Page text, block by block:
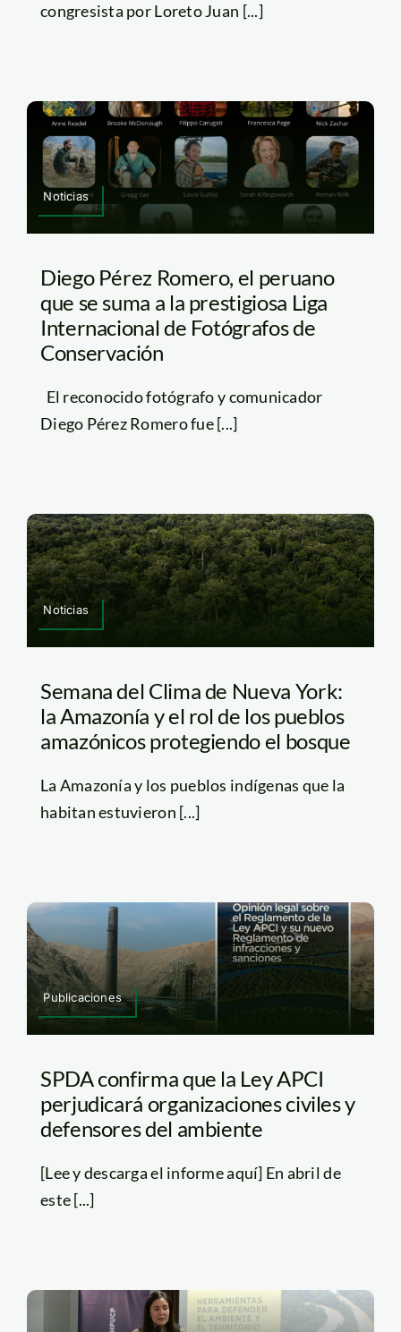
congresista por Loreto Juan [...]
Noticias
Diego Pérez Romero, el peruano
que se suma a la prestigiosa Liga
Internacional de Fotógrafos de
Conservación
El reconocido fotógrafo y comunicador
Diego Pérez Romero fue [...]
Noticias
Semana del Clima de Nueva York:
la Amazonía y el rol de los pueblos
amazónicos protegiendo el bosque
La Amazonía y los pueblos indígenas que la
habitan estuvieron [...]
Publicaciones
SPDA confirma que la Ley APCI
perjudicará organizaciones civiles y
defensores del ambiente
[Lee y descarga el informe aquí] En abril de
este [...]